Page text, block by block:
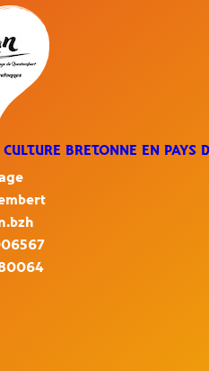
BRETONNE EN PAYS